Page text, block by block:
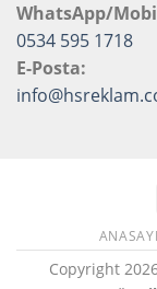
WhatsApp/
0534 595 1718
E-Posta:
Copyright